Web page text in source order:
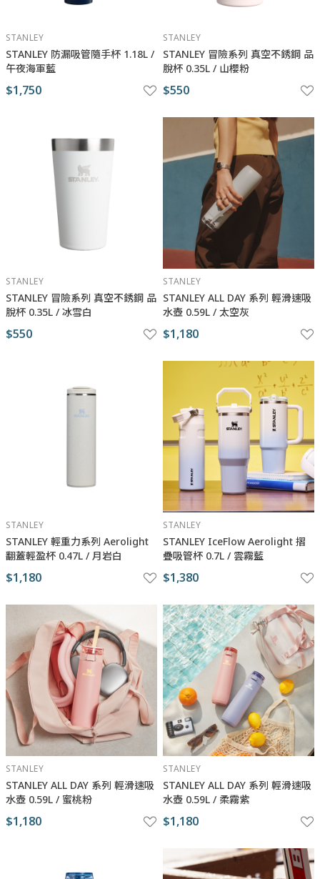
STANLEY
STANLEY 防漏吸管隨手杯 1.18L /
午夜海軍藍
$1,750
STANLEY
STANLEY ​​​冒險系列 真空不銹鋼 品
脫杯 0.35L / 山櫻粉
$550
STANLEY
STANLEY ​​​冒險系列 真空不銹鋼 品
脫杯 0.35L / 冰雪白
$550
STANLEY
STANLEY ​​​ALL DAY 系列 輕滑速吸
水壺 0.59L / 太空灰
$1,180
STANLEY
STANLEY 輕重力系列 Aerolight
翻蓋輕盈杯 0.47L / 月岩白
$1,180
STANLEY
STANLEY IceFlow Aerolight 摺
疊吸管杯 0.7L / 雲霧藍
$1,380
STANLEY
STANLEY ​​​ALL DAY 系列 輕滑速吸
水壺 0.59L / 蜜桃粉
$1,180
STANLEY
STANLEY ​​​ALL DAY 系列 輕滑速吸
水壺 0.59L / 柔霧紫
$1,180